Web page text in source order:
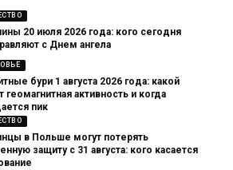
20 июля 2026 года: кого сегодня
с Днем ангела
бури 1 августа 2026 года: какой
геомагнитная активность и когда
пик
в Польше могут потерять
защиту с 31 августа: кого касается